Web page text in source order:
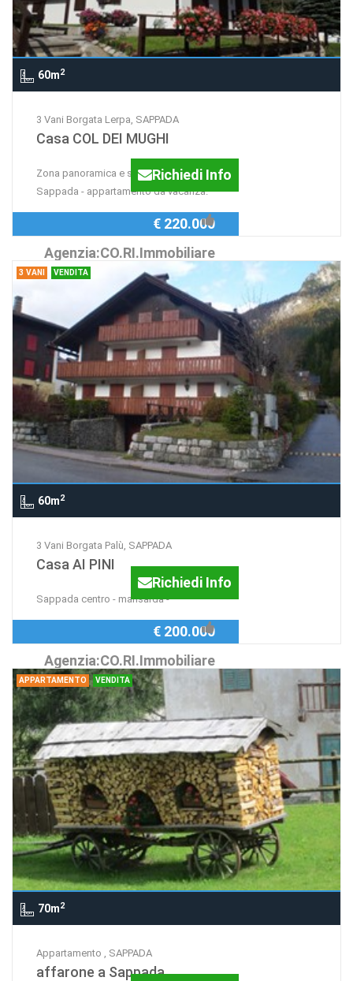
60m2
3 Vani Borgata Lerpa, SAPPADA
Casa COL DEI MUGHI
Zona panoramica e soleggiata di
Sappada - appartamento da vacanza.
Richiedi Info
Agenzia:CO.RI.Immobiliare
€ 220.000
3 VANI VENDITA
60m2
3 Vani Borgata Palù, SAPPADA
Casa AI PINI
Sappada centro - mansarda -
Richiedi Info
Agenzia:CO.RI.Immobiliare
€ 200.000
APPARTAMENTO VENDITA
70m2
Appartamento , SAPPADA
affarone a Sappada